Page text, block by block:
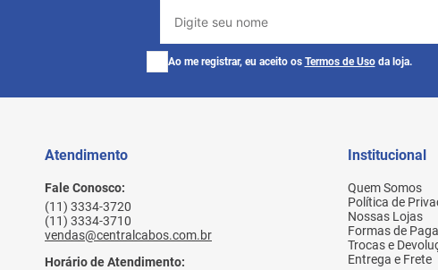
Ao me registrar, eu aceito os Termos de Uso da loja.
Atendimento
Fale Conosco:
(11) 3334-3720
(11) 3334-3710
vendas@centralcabos.com.br
Horário de Atendimento:
Institucional
Quem Somos
Política de
Nossas Lojas
Formas de
Trocas e
Entrega e Frete